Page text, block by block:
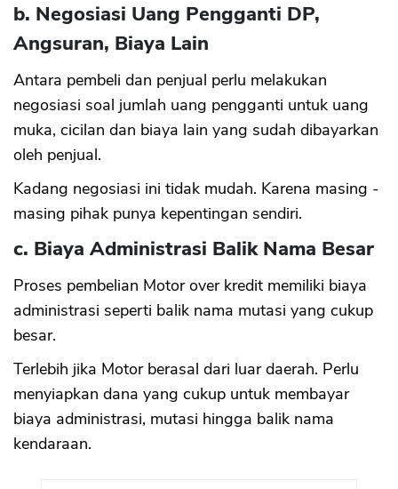
b. Negosiasi Uang Pengganti DP,
Angsuran, Biaya Lain
Antara pembeli dan penjual perlu melakukan
negosiasi soal jumlah uang pengganti untuk uang
muka, cicilan dan biaya lain yang sudah dibayarkan
oleh penjual.
Kadang negosiasi ini tidak mudah. Karena masing -
masing pihak punya kepentingan sendiri.
c. Biaya Administrasi Balik Nama Besar
Proses pembelian Motor over kredit memiliki biaya
administrasi seperti balik nama mutasi yang cukup
besar.
Terlebih jika Motor berasal dari luar daerah. Perlu
menyiapkan dana yang cukup untuk membayar
biaya administrasi, mutasi hingga balik nama
kendaraan.